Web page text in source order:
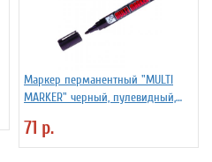
Маркер перманентный "MULTI
MARKER" черный, пулевидный,
71 р.